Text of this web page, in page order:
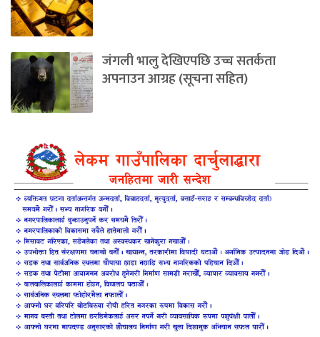
जंगली भालु देखिएपछि उच्च सतर्कता
अपनाउन आग्रह (सूचना सहित)